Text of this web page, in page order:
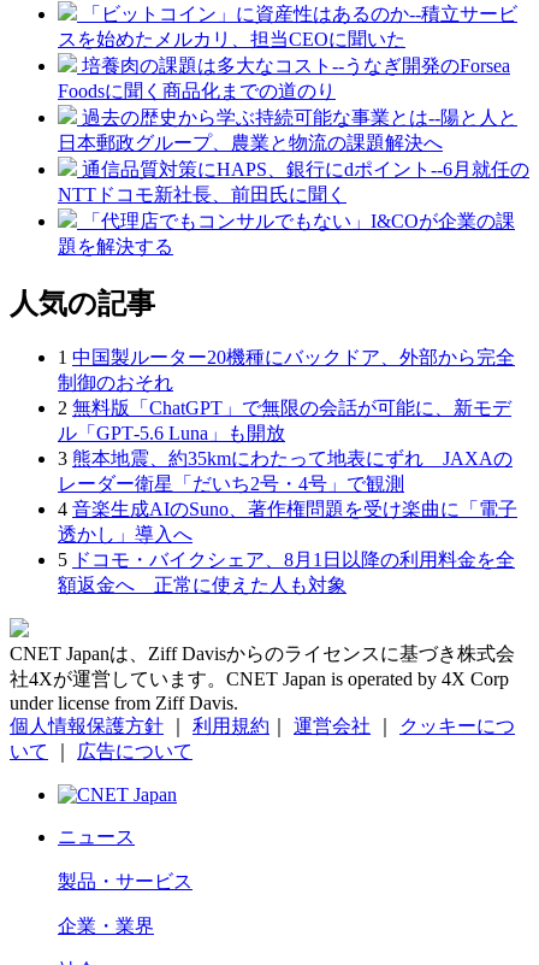
「ビットコイン」に資産性はあるのか--積立サービ
スを始めたメルカリ、担当CEOに聞いた
培養肉の課題は多大なコスト--うなぎ開発のForsea
Foodsに聞く商品化までの道のり
過去の歴史から学ぶ持続可能な事業とは--陽と人と
日本郵政グループ、農業と物流の課題解決へ
通信品質対策にHAPS、銀行にdポイント--6月就任の
NTTドコモ新社長、前田氏に聞く
「代理店でもコンサルでもない」I&COが企業の課
題を解決する
人気の記事
1 中国製ルーター20機種にバックドア、外部から完全
制御のおそれ
2 無料版「ChatGPT」で無限の会話が可能に、新モデ
ル「GPT‑5.6 Luna」も開放
3 熊本地震、約35kmにわたって地表にずれ JAXAの
レーダー衛星「だいち2号・4号」で観測
4 音楽生成AIのSuno、著作権問題を受け楽曲に「電子
透かし」導入へ
5 ドコモ・バイクシェア、8月1日以降の利用料金を全
額返金へ 正常に使えた人も対象
CNET Japanは、Ziff Davisからのライセンスに基づき株式会
社4Xが運営しています。CNET Japan is operated by 4X Corp
under license from Ziff Davis.
個人情報保護方針
利用規約 運営会社
クッキーにつ
いて
広告について
ニュース
製品・サービス
企業・業界